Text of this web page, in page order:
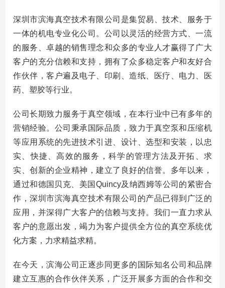
深圳市滨海真空技术有限公司是集贸易、技术、服务于
一体的机电专业化公司。公司以灵活的经营方式、一流
的服务、卓越的销售理念和众多的专业人才赢得了广大
客户的充分信赖和支持，拥有了众多稳定客户和友好合
作伙伴，客户遍及电子、印刷、造纸、医疗、电力、医
药、塑胶等行业。
公司长期致力服务于真空领域，在本行业中已有多年的
营销经验。公司秉承国际品质，致力于真空泵和压缩机
等应用系统的先进技术引进、设计、选型和安装，以忠
实、快捷、高效的服务，科学的管理方法及开拓、求
实、创新的企业精神，建立了良好的信誉。多年以来，
通过和德国贝克、美国Quincy及纳西姆等公司的紧密合
作，深圳市滨海真空技术有限公司的产品已得到广泛的
应用，并深得广大客户的信赖与支持。我们一直力求从
客户的意愿出发，竭力为客户提供全方位的真空系统优
化方案，力求精益求精。
在今天，滨海公司正逐步同更多的国际知名公司和品牌
建立互惠的合作伙伴关系，广泛开展多方面的合作和交